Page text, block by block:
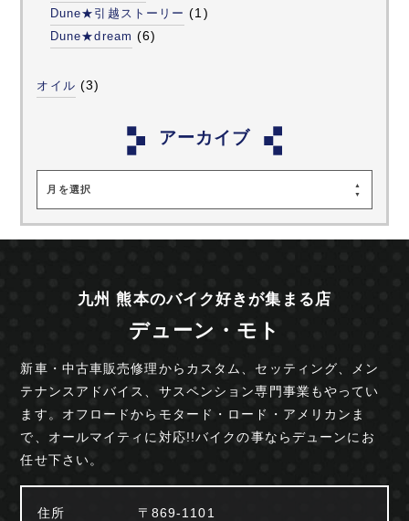
Dune★引越ストーリー (1)
Dune★dream (6)
オイル (3)
アーカイブ
月を選択
九州 熊本のバイク好きが集まる店
デューン・モト
新車・中古車販売修理からカスタム、セッティング、
メン
テナンスアドバイス、サスペンション専門事業もやってい
ます。オフロードからモタード・ロード・ アメリカンま
で、オールマイティに対応!!バイクの事ならデューンにお
任せ下さい。
住所
〒869-1101